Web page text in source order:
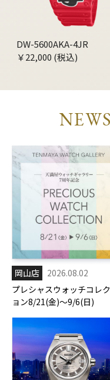
DW-5600AKA-4JR
￥22,000 (税込)
岡山店
2026.08.02
プレシャスウォッチコレ
ョン8/21(金)～9/6(日)